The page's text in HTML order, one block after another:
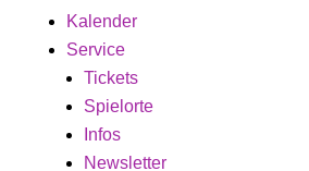
Kalender
Service
Tickets
Spielorte
Infos
Newsletter